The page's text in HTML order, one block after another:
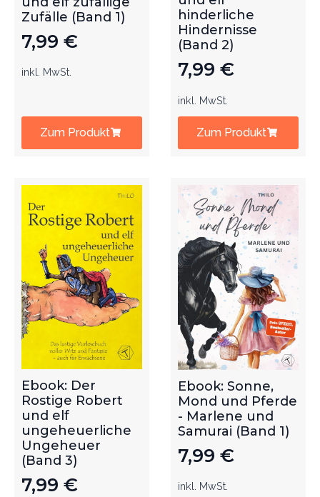
Zufälle (Band 1)
7,99 €
inkl. MwSt.
Zum Produkt
hinderliche
Hindernisse
(Band 2)
7,99 €
inkl. MwSt.
Zum Produkt
Ebook: Der
Rostige Robert
und elf
ungeheuerliche
Ungeheuer
(Band 3)
7,99 €
Ebook: Sonne,
Mond und Pferde
- Marlene und
Samurai (Band 1)
7,99 €
inkl. MwSt.